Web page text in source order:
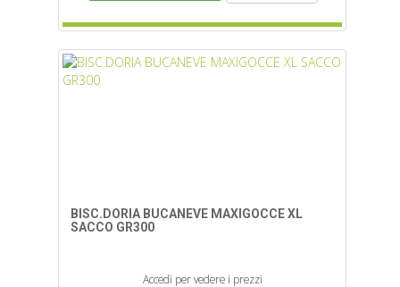
BISC.DORIA BUCANEVE MAXIGOCCE XL
SACCO GR300
Accedi per vedere i prezzi